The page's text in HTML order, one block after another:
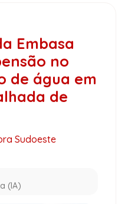
Embasa
no
de água em
de
Sudoeste
(IA)